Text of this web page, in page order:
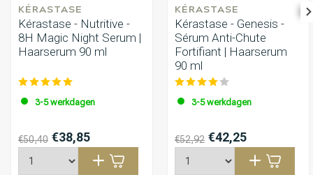
KÉRASTASE
Kérastase - Nutritive -
8H Magic Night Serum |
Haarserum 90 ml
3-5 werkdagen
€50,40 €38,85
KÉRASTASE
Kérastase - Genesis -
Sérum Anti-Chute
Fortifiant | Haarserum
90 ml
3-5 werkdagen
€52,92 €42,25